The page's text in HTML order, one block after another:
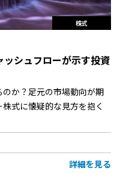
株式
シュフローが示す投資
か？足元の市場動向が期
式に懐疑的な見方を抱く
詳細を見る